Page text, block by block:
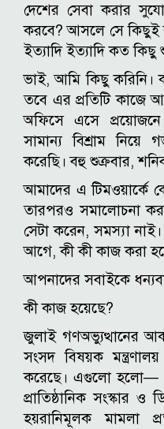
দেশের সেবা করার
করবে? আসলে সে কিছুই
ইত্যাদি ইত্যাদি কত
ভাই, আমি কিছু করিনি।
তবে এর প্রতিটি কাজে
অফিসে এসে প্রয়োজনে
সামান্য বিশ্রাম
করেছি। বহু শুক্রবার,
আমাদের এ টিমওয়ার্কে
তারপরও সমালোচনা
সেটা করেন, সমস্যা
আগে, কী কী কাজ করা
আপনাদের সবাইকে
কী কাজ হয়েছে?
জুলাই গণঅভ্যুত্থানের
সংসদ বিষয়ক মন্ত্রণালয়
করেছে। এগুলো হলো—
প্রাতিষ্ঠানিক সংস্কার
হয়রানিমূলক মামলা